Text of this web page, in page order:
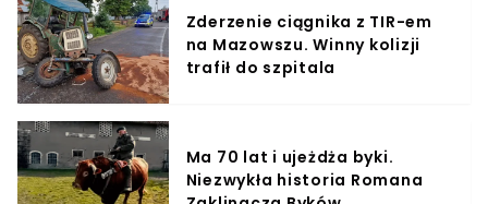
Zderzenie ciągnika z TIR-em
na Mazowszu. Winny kolizji
trafił do szpitala
Ma 70 lat i ujeżdża byki.
Niezwykła historia Romana